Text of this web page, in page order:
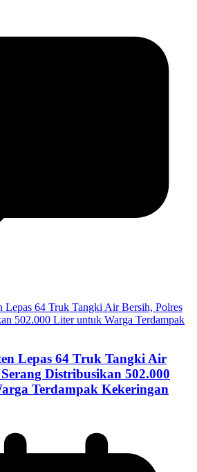
Lepas 64 Truk Tangki Air
Distribusikan 502.000
Terdampak Kekeringan